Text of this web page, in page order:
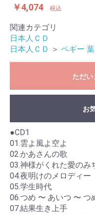
￥4,074 税込
関連カテゴリ
日本人ＣＤ
日本人ＣＤ ＞ ペギー
ただい
お
●CD1
01.雲よ風よ空よ
02.かあさんの歌
03.神様がくれた愛のみ
04.夜明けのメロディー
05.学生時代
06.つめ 〜 あいつ 〜 つ
07.結果生き上手